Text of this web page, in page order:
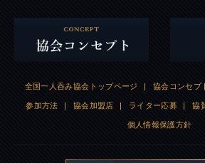
全国一人呑み協会トップページ | 協会コンセプ
参加方法 | 協会加盟店 | ライター応募 | 協
個人情報保護方針